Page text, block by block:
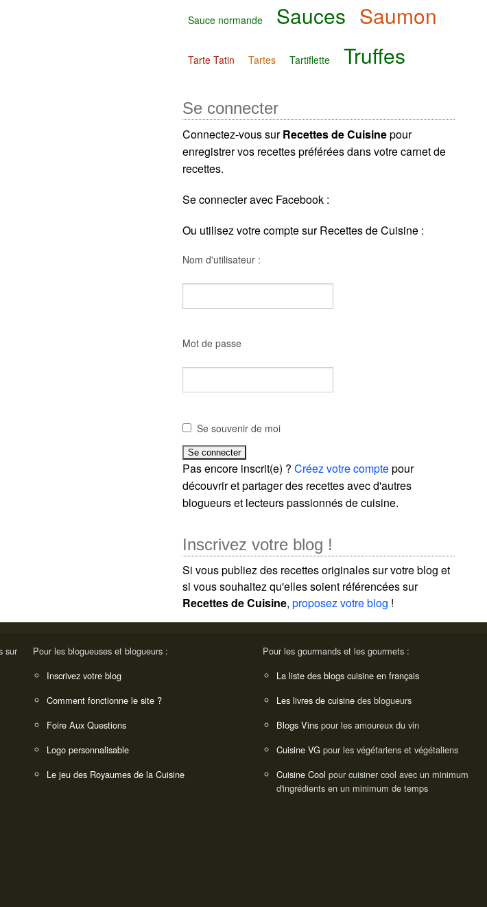
Sauce normande Sauces Saumon
Tarte Tatin Tartes Tartiflette Truffes
Se connecter
Connectez-vous surRecettes de Cuisinepour
enregistrer vos recettes préférées dans votre carnet de
recettes.
Se connecter avec Facebook :
Ou utilisez votre compte sur Recettes de Cuisine :
Nom d'utilisateur :
Mot de passe
Se souvenir de moi
Pas encore inscrit(e) ?Créez votre comptepour
découvrir et partager des recettes avec d'autres
blogueurs et lecteurs passionnés de cuisine.
Inscrivez votre blog !
Si vous publiez des recettes originales sur votre blog et
si vous souhaitez qu'elles soient référencées sur
Recettes de Cuisine,proposez votre blog !
sur
Pour les blogueuses et blogueurs :
Inscrivez votre blog
Comment fonctionne le site ?
Foire Aux Questions
Logo personnalisable
Le jeu des Royaumes de la Cuisine
Pour les gourmands et les gourmets :
La liste des blogs cuisine en français
Les livres de cuisine des blogueurs
Blogs Vins pour les amoureux du vin
Cuisine VG pour les végétariens et végétaliens
Cuisine Cool pour cuisiner cool avec un minimum
d'ingrédients en un minimum de temps